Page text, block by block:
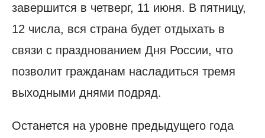
завершится в четверг, 11 июня. В пятницу,
12 числа, вся страна будет отдыхать в
связи с празднованием Дня России, что
позволит гражданам насладиться тремя
выходными днями подряд.
Останется на уровне предыдущего года